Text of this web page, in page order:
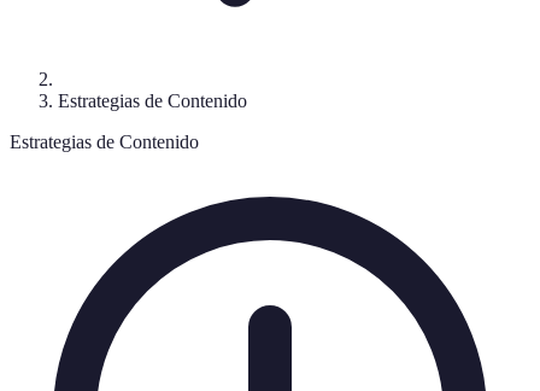
Estrategias de Contenido
Estrategias de Contenido